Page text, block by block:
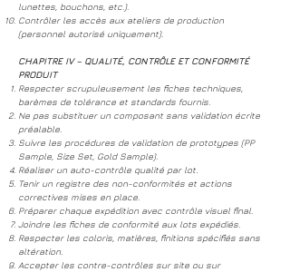
lunettes, bouchons, etc.).
Contrôler les accès aux ateliers de production
(personnel autorisé uniquement).
CHAPITRE IV – QUALITÉ, CONTRÔLE ET CONFORMITÉ
PRODUIT
Respecter scrupuleusement les fiches techniques,
barèmes de tolérance et standards fournis.
Ne pas substituer un composant sans validation écrite
préalable.
Suivre les procédures de validation de prototypes (PP
Sample, Size Set, Gold Sample).
Réaliser un auto-contrôle qualité par lot.
Tenir un registre des non-conformités et actions
correctives mises en place.
Préparer chaque expédition avec contrôle visuel final.
Joindre les fiches de conformité aux lots expédiés.
Respecter les coloris, matières, finitions spécifiés sans
altération.
Accepter les contre-contrôles sur site ou sur